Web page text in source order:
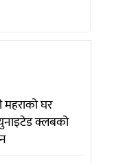
महराको घर
क्लबको